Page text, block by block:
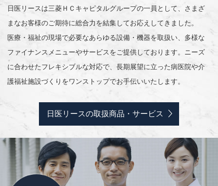
日医リースは三菱ＨＣキャピタルグループの一員として、さまざ
まなお客様のご期待に総合力を結集してお応えしてきました。
医療・福祉の現場で必要なあらゆる設備・機器を取扱い、多様な
ファイナンスメニューやサービスをご提供しております。ニーズ
に合わせたフレキシブルな対応で、長期展望に立った病医院や介
護福祉施設づくりをワンストップでお手伝いいたします。
日医リースの取扱商品・サービス